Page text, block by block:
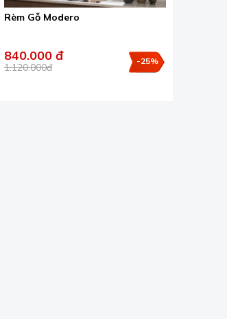
Rèm Gỗ Modero
840.000 đ
1.120.000đ
-25%